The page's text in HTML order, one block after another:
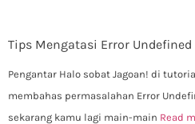
Tips Mengatasi Error
Pengantar Halo sobat Jagoan! di
membahas permasalahan Error
sekarang kamu lagi main-main Read